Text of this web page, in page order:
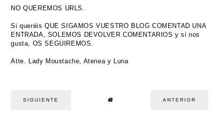
NO QUEREMOS URLS.
Si queréis QUE SIGAMOS VUESTRO BLOG COMENTAD UNA
ENTRADA, SOLEMOS DEVOLVER COMENTARIOS y si nos
gusta, OS SEGUIREMOS.
Atte. Lady Moustache, Atenea y Luna
SIGUIENTE ANTERIOR